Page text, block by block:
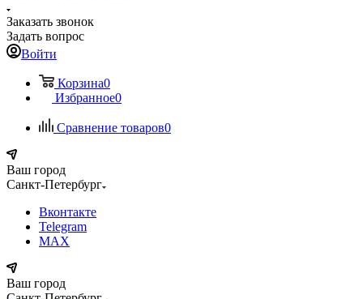
Заказать звонок
Задать вопрос
Войти
Корзина0
Избранное0
Сравнение товаров0
Ваш город
Санкт-Петербург
Вконтакте
Telegram
MAX
Ваш город